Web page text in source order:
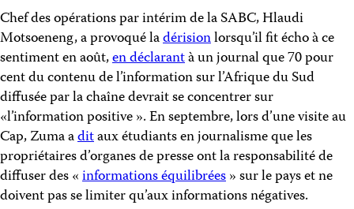
Chef des opérations par intérim de la SABC, Hlaudi
Motsoeneng, a provoqué ladérisionlorsqu’il fit écho à ce
sentiment en août,en déclarantà un journal que 70 pour
cent du contenu de l’information sur l’Afrique du Sud
diffusée par la chaîne devrait se concentrer sur
«l’information positive ». En septembre, lors d’une visite au
Cap, Zuma aditaux étudiants en journalisme que les
propriétaires d’organes de presse ont la responsabilité de
diffuser des «informations équilibrées» sur le pays et ne
doivent pas se limiter qu’aux informations négatives.